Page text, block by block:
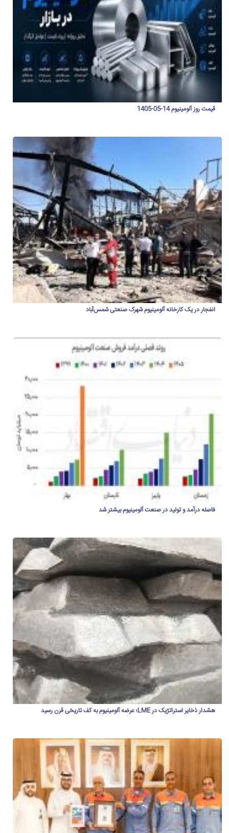
قیمت روز آلومینیوم 14-05-1405
انفجار در یک کارخانه آلومینیوم شهرک صنعتی شمس‌آباد
فاصله درآمد و تولید در صنعت آلومینیوم بیشتر شد
هشدار ذخایر استراتژیک در LME؛ عرضه آلومینیوم به کف تاریخی قرن رسید